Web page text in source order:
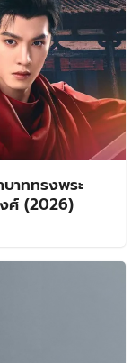
าททรงพระ
ศ์ (2026)